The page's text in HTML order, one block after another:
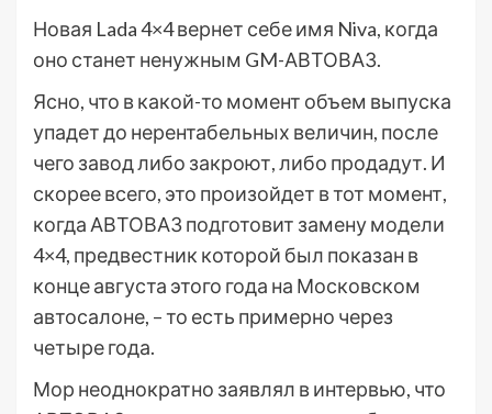
Новая Lada 4×4 вернет себе имя Niva, когда
оно станет ненужным GM-АВТОВАЗ.
Ясно, что в какой-то момент объем выпуска
упадет до нерентабельных величин, после
чего завод либо закроют, либо продадут. И
скорее всего, это произойдет в тот момент,
когда АВТОВАЗ подготовит замену модели
4×4, предвестник которой был показан в
конце августа этого года на Московском
автосалоне, – то есть примерно через
четыре года.
Мор неоднократно заявлял в интервью, что